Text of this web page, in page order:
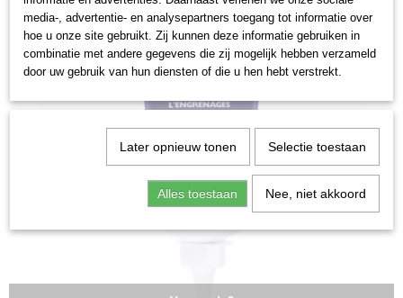
media-, advertentie- en analysepartners toegang tot informatie over
hoe u onze site gebruikt. Zij kunnen deze informatie gebruiken in
combinatie met andere gegevens die zij mogelijk hebben verzameld
door uw gebruik van hun diensten of die u hen hebt verstrekt.
Later opnieuw tonen Selectie toestaan
Alles toestaan Nee, niet akkoord